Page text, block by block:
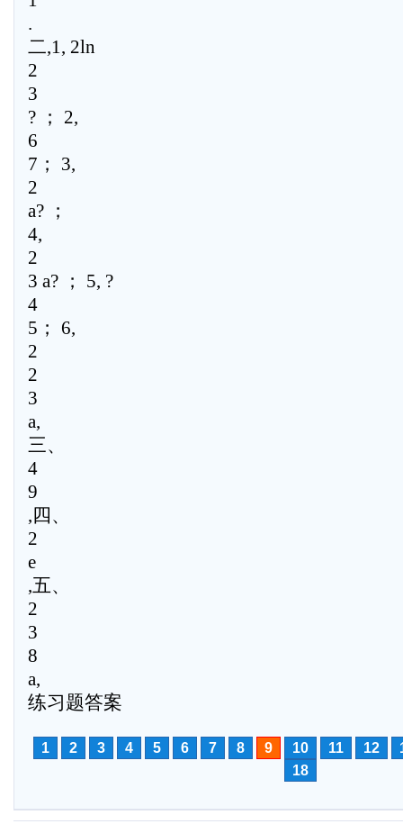
.
二,1, 2ln
2
3
? ； 2,
6
7； 3,
2
a? ；
4,
2
3 a? ； 5, ?
4
5； 6,
2
2
3
a,
三、
4
9
,四、
2
e
,五、
2
3
8
a,
练习题答案
1 2 3 4 5 6 7 8 9 10 11 12
18